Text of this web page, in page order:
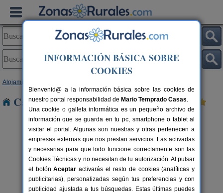
Alojamientos
Casas Rurales cerca de Canena
2-7+2 pers.
desde25 €
Casa La Ronda
Jódar (Jaén)
INFORMACIÓN BÁSICA SOBRE
COOKIES
Bienvenid@ a la información básica sobre las cookies de
nuestro portal responsabilidad de Mario Temprado Casas.
Una cookie o galleta informática es un pequeño archivo de
información que se guarda en tu pc, smartphone o tablet al
visitar el portal. Algunas son nuestras y otras pertenecen a
empresas externas que nos prestan servicios. Las activadas
y necesarias para que todo funcione correctamente son las
Cookies Técnicas y no necesitan de tu autorización. Al pulsar
el botónAceptar activarás el resto de cookies (analíticas y
publicitarias), personalizadas según tus preferencias y con
publicidad ajustada a tus búsquedas. Estas últimas puedes